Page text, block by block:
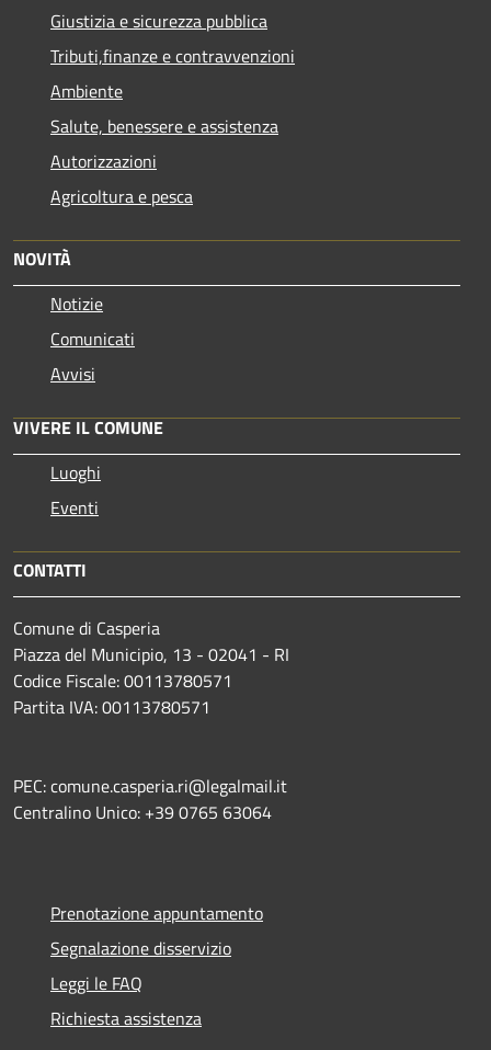
Giustizia e sicurezza pubblica
Tributi,finanze e contravvenzioni
Ambiente
Salute, benessere e assistenza
Autorizzazioni
Agricoltura e pesca
NOVITÀ
Notizie
Comunicati
Avvisi
VIVERE IL COMUNE
Luoghi
Eventi
CONTATTI
Comune di Casperia
Piazza del Municipio, 13 - 02041 - RI
Codice Fiscale: 00113780571
Partita IVA: 00113780571
PEC: comune.casperia.ri@legalmail.it
Centralino Unico: +39 0765 63064
Prenotazione appuntamento
Segnalazione disservizio
Leggi le FAQ
Richiesta assistenza